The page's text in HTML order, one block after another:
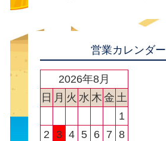
営業カレンダー
2026年8月
日 月 火 水 木 金 土
1
2
3 4 5 6 7 8